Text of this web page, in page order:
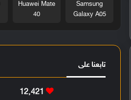
Samsung
Galaxy A05
Huawei Mate
40
تابعنا على
12٬421